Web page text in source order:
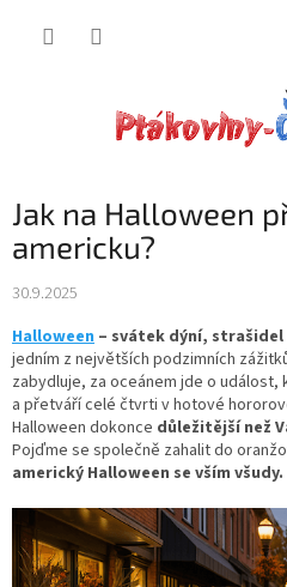
Jak na Halloween
americku?
30.9.2025
Halloween – svátek dýní,
jedním z největších podzimních
zabydluje, za oceánem jde o
a přetváří celé čtvrti v hotové
Halloween dokonce důležitější než
Pojďme se společně zahalit do
americký Halloween se vším všudy.